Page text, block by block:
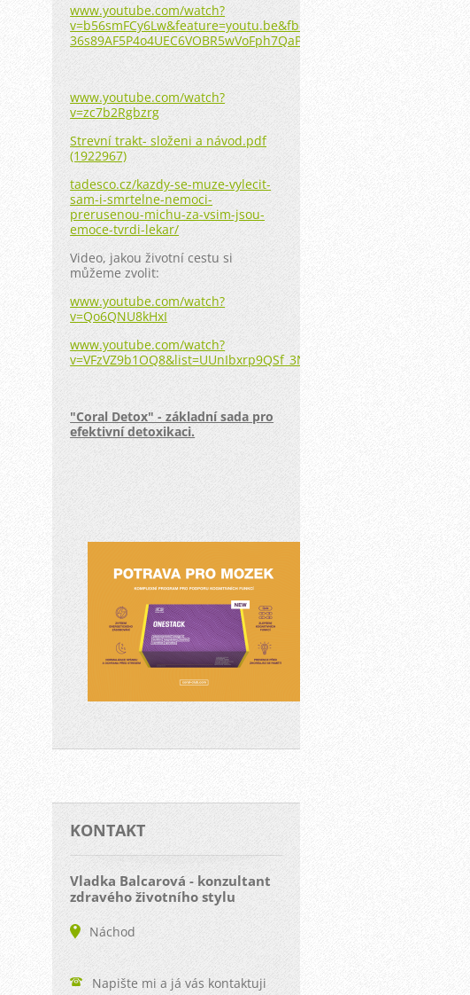
www.youtube.com/watch?
36s89AF5P4o4UEC6VOBR5wVoFph7QaPhRY
www.youtube.com/watch?
v=zc7b2Rgbzrg
Strevní trakt- složeni a návod.pdf
(1922967)
tadesco.cz/kazdy-se-muze-vylecit-
sam-i-smrtelne-nemoci-
prerusenou-michu-za-vsim-jsou-
emoce-tvrdi-lekar/
Video, jakou životní cestu si
můžeme zvolit:
www.youtube.com/watch?
v=Qo6QNU8kHxI
www.youtube.com/watch?
v=VFzVZ9b1OQ8&list=UUnIbxrp9QSf_3NNEnlAPF6A&index=20
"Coral Detox" - základní sada pro
efektivní detoxikaci.
KONTAKT
Vladka Balcarová - konzultant
zdravého životního stylu
Náchod
Napište mi a já vás kontaktuji